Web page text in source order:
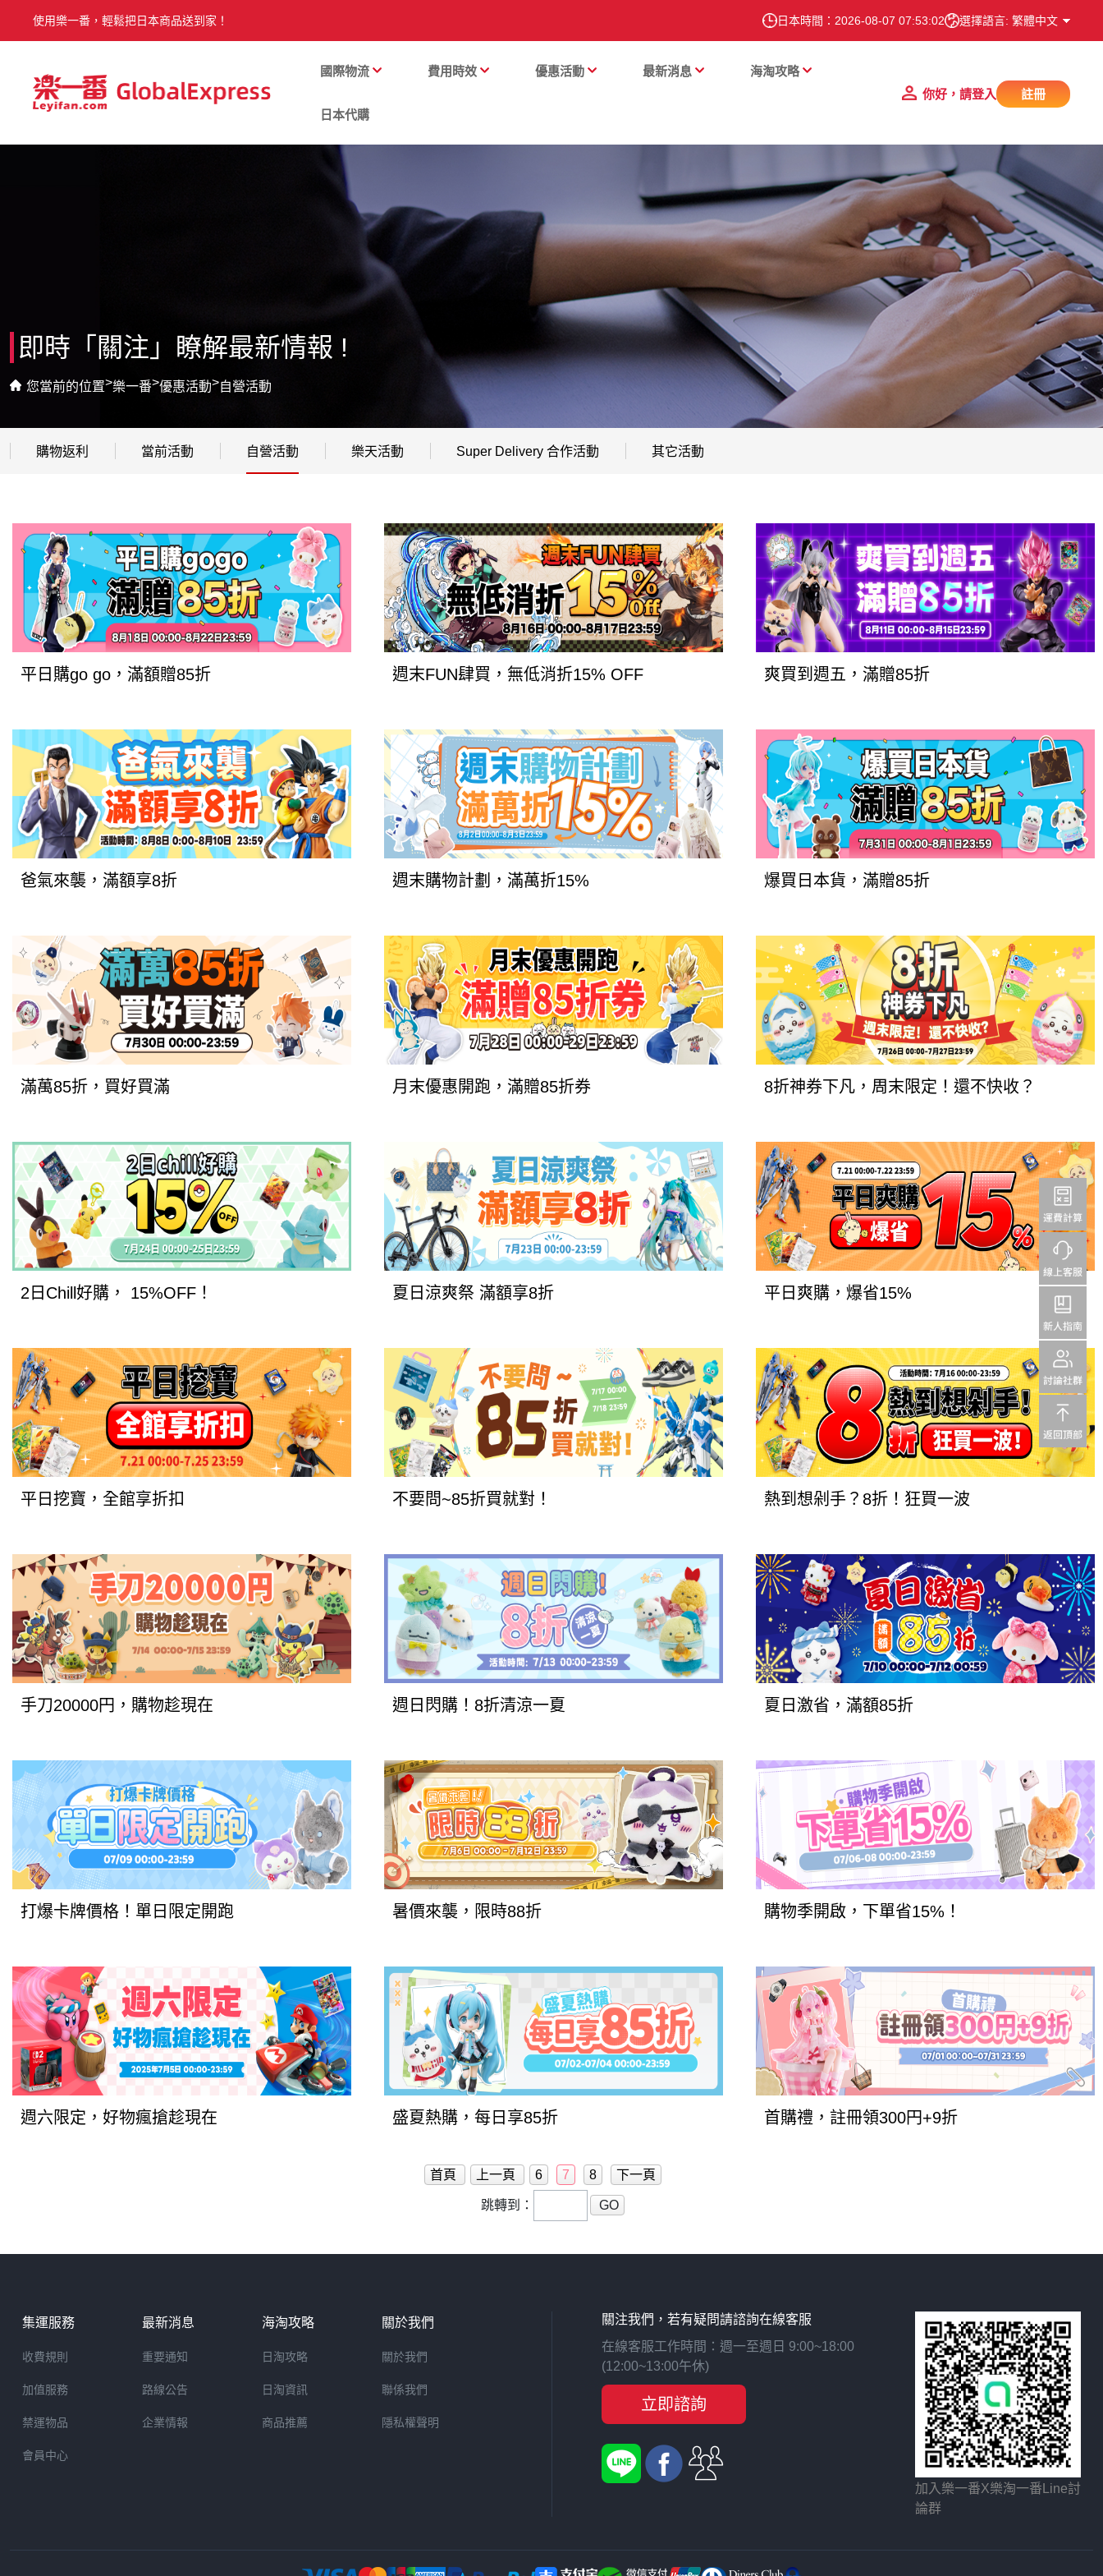
使用樂一番，輕鬆把日本商品送到家！ 日本時間： 2026-08-07 07:53:03 選擇語言: 繁體中文
國際物流 費用時效 優惠活動 最新消息 海淘攻略
日本代購
你好，請登入 註冊
即時「關注」瞭解最新情報 !
您當前的位置>樂一番>優惠活動>自營活動
購物返利 當前活動 自營活動 樂天活動 Super Delivery 合作活動 其它活動
平日購go go，滿額贈85折 週末FUN肆買，無低消折15% OFF 爽買到週五，滿贈85折
爸氣來襲，滿額享8折 週末購物計劃，滿萬折15% 爆買日本貨，滿贈85折
滿萬85折，買好買滿 月末優惠開跑，滿贈85折券 8折神券下凡，周末限定！還不快收？
2日Chill好購， 15%OFF！ 夏日涼爽祭 滿額享8折 平日爽購，爆省15%
平日挖寶，全館享折扣 不要問~85折買就對！ 熱到想剁手？8折！狂買一波
手刀20000円，購物趁現在 週日閃購！8折清涼一夏 夏日激省，滿額85折
打爆卡牌價格！單日限定開跑 暑價來襲，限時88折 購物季開啟，下單省15%！
週六限定，好物瘋搶趁現在 盛夏熱購，每日享85折 首購禮，註冊領300円+9折
首頁 上一頁 6 7 8 下一頁
跳轉到： GO
集運服務
收費規則
加值服務
禁運物品
會員中心
最新消息
重要通知
路線公告
企業情報
海淘攻略
日淘攻略
日淘資訊
商品推薦
關於我們
關於我們
聯係我們
隱私權聲明
關注我們，若有疑問請諮詢在線客服
在線客服工作時間：週一至週日 9:00~18:00
(12:00~13:00午休)
立即諮詢
加入樂一番X樂淘一番Line討
論群